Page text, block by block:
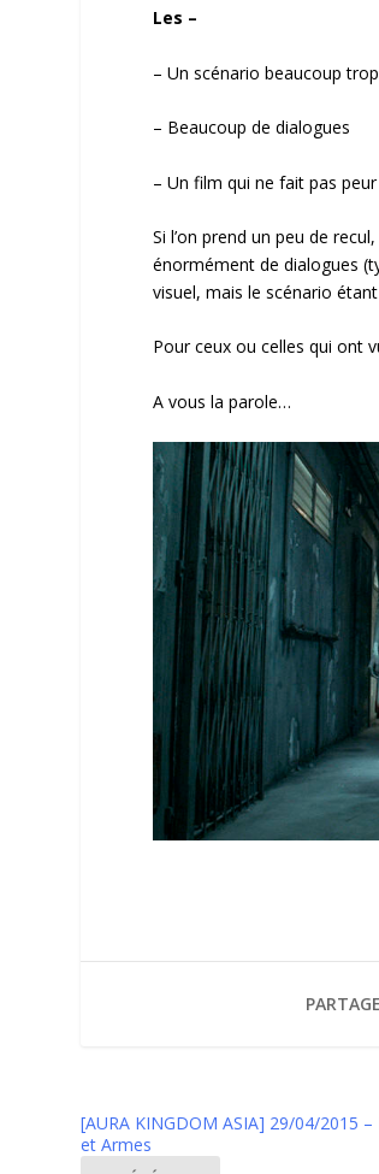
Les –
– Un scénario beaucoup
– Beaucoup de dialogues
– Un film qui ne fait pas peur
Si l’on prend un peu de
énormément de dialogues
visuel, mais le scénario
Pour ceux ou celles qui ont
A vous la parole…
[AURA KINGDOM ASIA] 29/04/2015
et Armes